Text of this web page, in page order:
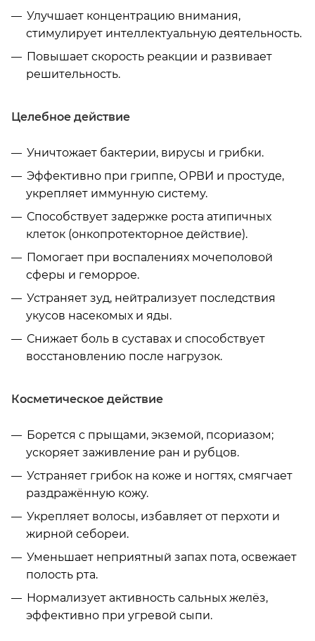
Улучшает концентрацию внимания,
стимулирует интеллектуальную деятельность.
Повышает скорость реакции и развивает
решительность.
Целебное действие
Уничтожает бактерии, вирусы и грибки.
Эффективно при гриппе, ОРВИ и простуде,
укрепляет иммунную систему.
Способствует задержке роста атипичных
клеток (онкопротекторное действие).
Помогает при воспалениях мочеполовой
сферы и геморрое.
Устраняет зуд, нейтрализует последствия
укусов насекомых и яды.
Снижает боль в суставах и способствует
восстановлению после нагрузок.
Косметическое действие
Борется с прыщами, экземой, псориазом;
ускоряет заживление ран и рубцов.
Устраняет грибок на коже и ногтях, смягчает
раздражённую кожу.
Укрепляет волосы, избавляет от перхоти и
жирной себореи.
Уменьшает неприятный запах пота, освежает
полость рта.
Нормализует активность сальных желёз,
эффективно при угревой сыпи.